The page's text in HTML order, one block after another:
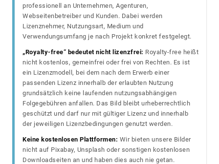
professionell an Unternehmen, Agenturen,
Webseitenbetreiber und Kunden. Dabei werden
Lizenznehmer, Nutzungsart, Medium und
Verwendungsumfang je nach Projekt konkret festgelegt.
„Royalty-free“ bedeutet nicht lizenzfrei: Royalty-free heißt
nicht kostenlos, gemeinfrei oder frei von Rechten. Es ist
ein Lizenzmodell, bei dem nach dem Erwerb einer
passenden Lizenz innerhalb der erlaubten Nutzung
grundsätzlich keine laufenden nutzungsabhängigen
Folgegebühren anfallen. Das Bild bleibt urheberrechtlich
geschützt und darf nur mit gültiger Lizenz und innerhalb
der jeweiligen Lizenzbedingungen genutzt werden.
Keine kostenlosen Plattformen: Wir bieten unsere Bilder
nicht auf Pixabay, Unsplash oder sonstigen kostenlosen
Downloadseiten an und haben dies auch nie getan.